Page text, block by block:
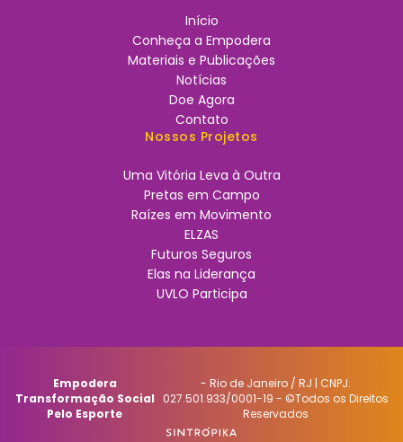
Início
Conheça a Empodera
Materiais e Publicações
Notícias
Doe Agora
Contato
Nossos Projetos
Uma Vitória Leva à Outra
Pretas em Campo
Raízes em Movimento
ELZAS
Futuros Seguros
Elas na Liderança
UVLO Participa
Empodera
Transformação Social
Pelo Esporte
- Rio de Janeiro / RJ | CNPJ:
027.501.933/0001-19 - ©Todos os Direitos
Reservados